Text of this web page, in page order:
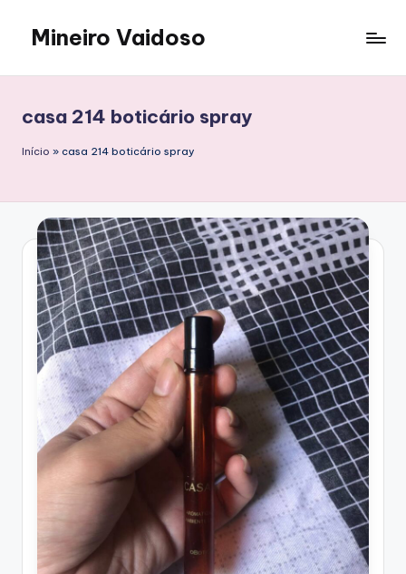
content
Mineiro Vaidoso
Autocuidado
e
Resenhas
casa 214 boticário spray
Início » casa 214 boticário spray